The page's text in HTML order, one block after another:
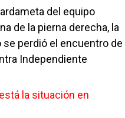
del equipo
de la pierna derecha, la
perdió el encuentro de
Independiente
la situación en